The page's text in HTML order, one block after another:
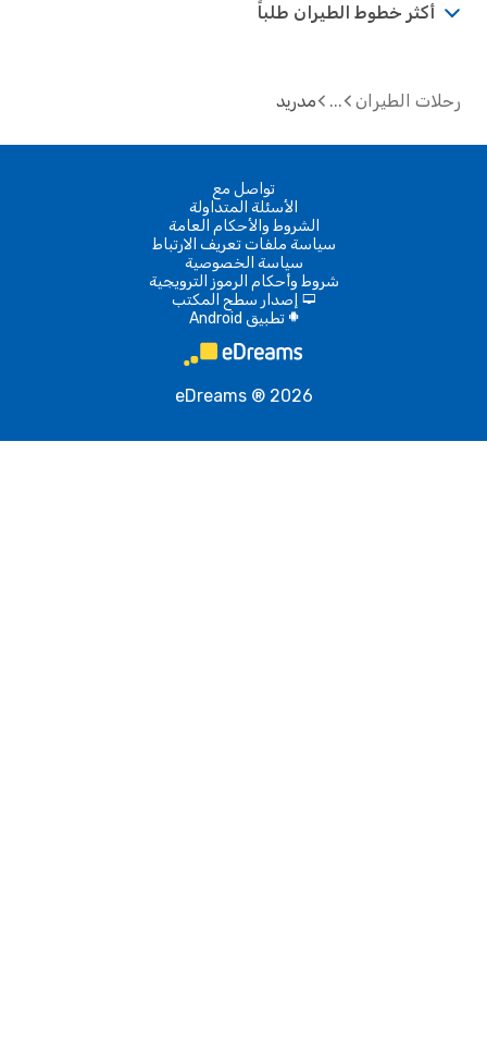
أكثر خطوط الطيران طلباً
الطيران مدريد
تواصل مع
الأسئلة المتداولة
الشروط والأحكام العامة
سياسة ملفات تعريف الارتباط
سياسة الخصوصية
شروط وأحكام الرموز الترويجية
إصدار سطح المكتب
تطبيق Android
eDreams ® 2026